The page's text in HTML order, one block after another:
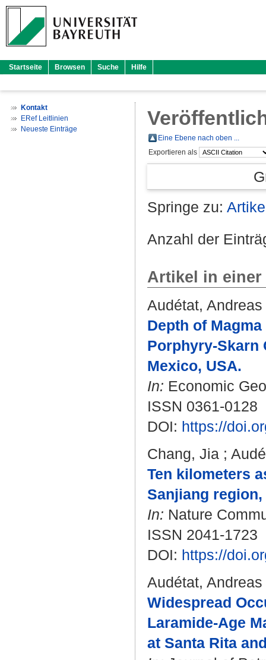
Startseite Browsen Suche Hilfe
Kontakt
ERef Leitlinien
Neueste Einträge
Eine Ebene nach oben ...
Exportieren als
Springe zu:
Anzahl der
Artikel in
Audétat, Andreas
Depth of
Porphyry-Skarn
Mexico, USA.
In: Economic
ISSN 0361-0128
DOI: https://
Chang, Jia ;
Ten kilometers
Sanjiang region,
In: Nature
ISSN 2041-1723
DOI: https://
Audétat, Andreas
Widespread
Laramide-Age
at Santa Rita